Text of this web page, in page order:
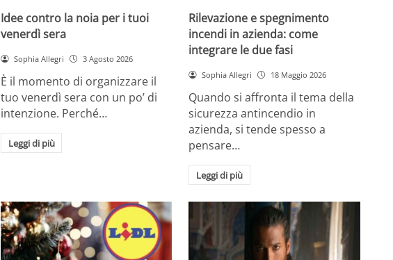
Idee contro la noia per i tuoi
venerdì sera
Sophia Allegri 3 Agosto 2026
È il momento di organizzare il
tuo venerdì sera con un po’ di
intenzione. Perché…
Leggi di più
Rilevazione e spegnimento
incendi in azienda: come
integrare le due fasi
Sophia Allegri 18 Maggio 2026
Quando si affronta il tema della
sicurezza antincendio in
azienda, si tende spesso a
pensare…
Leggi di più